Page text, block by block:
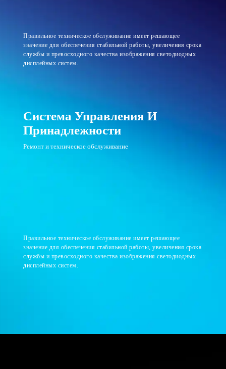
Правильное техническое обслуживание имеет решающее
значение для обеспечения стабильной работы, увеличения срока
службы и превосходного качества изображения светодиодных
дисплейных систем.
Система Управления И
Принадлежности
Ремонт и техническое обслуживание
Правильное техническое обслуживание имеет решающее
значение для обеспечения стабильной работы, увеличения срока
службы и превосходного качества изображения светодиодных
дисплейных систем.